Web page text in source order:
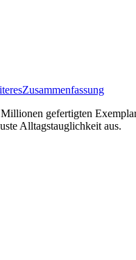
Zusammenfassung
gefertigten
Alltagstauglichkeit aus.